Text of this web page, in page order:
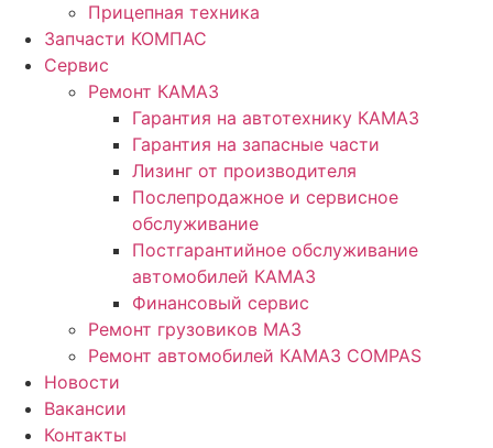
Прицепная техника
Запчасти КОМПАС
Сервис
Ремонт КАМАЗ
Гарантия на автотехнику КАМАЗ
Гарантия на запасные части
Лизинг от производителя
Послепродажное и сервисное
обслуживание
Постгарантийное обслуживание
автомобилей КАМАЗ
Финансовый сервис
Ремонт грузовиков МАЗ
Ремонт автомобилей КАМАЗ COMPAS
Новости
Вакансии
Контакты